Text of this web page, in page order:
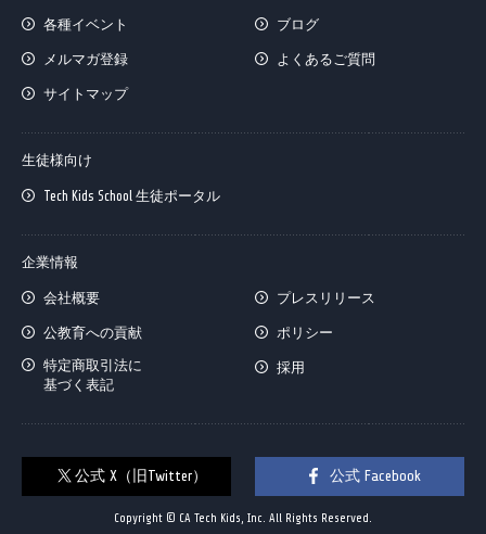
各種イベント ブログ
メルマガ登録 よくあるご質問
サイトマップ
生徒様向け
Tech Kids School 生徒ポータル
企業情報
会社概要 プレスリリース
公教育への貢献
ポリシー
特定商取引法に
基づく表記
採用
公式 X（旧Twitter） 公式 Facebook
Copyright © CA Tech Kids, Inc. All Rights Reserved.